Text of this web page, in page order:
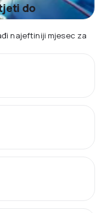
do
najeftiniji mjesec za